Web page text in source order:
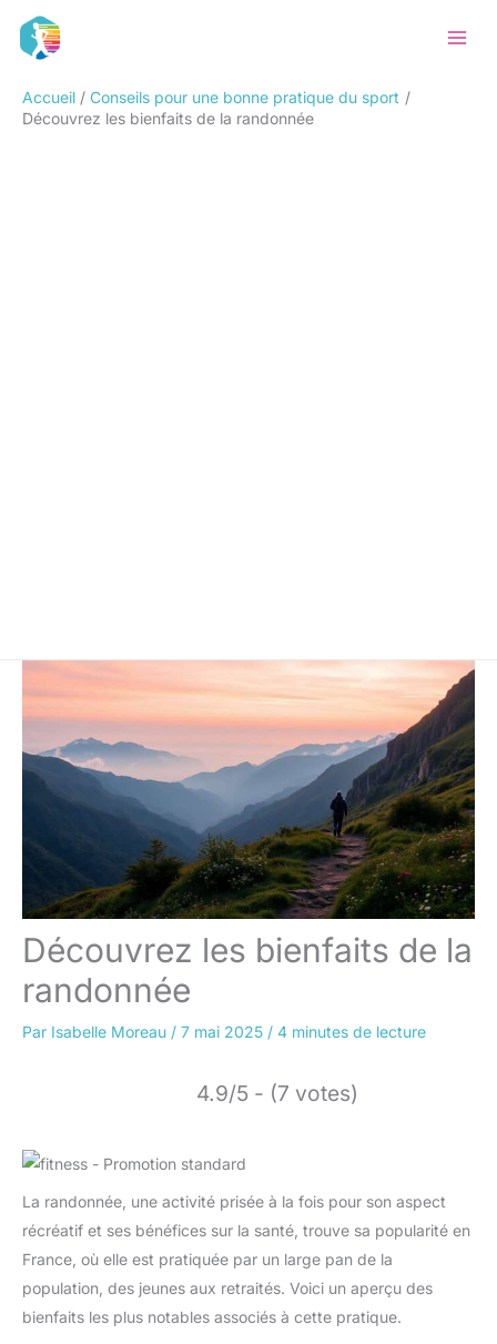
Accueil
Conseils pour une bonne pratique du sport
Découvrez les bienfaits de la randonnée
Découvrez les bienfaits de la
randonnée
Par Isabelle Moreau / 7 mai 2025 / 4 minutes de lecture
4.9/5 - (7 votes)
La randonnée, une activité prisée à la fois pour son aspect
récréatif et ses bénéfices sur la santé, trouve sa popularité en
France, où elle est pratiquée par un large pan de la
population, des jeunes aux retraités. Voici un aperçu des
bienfaits les plus notables associés à cette pratique.
Rechercher